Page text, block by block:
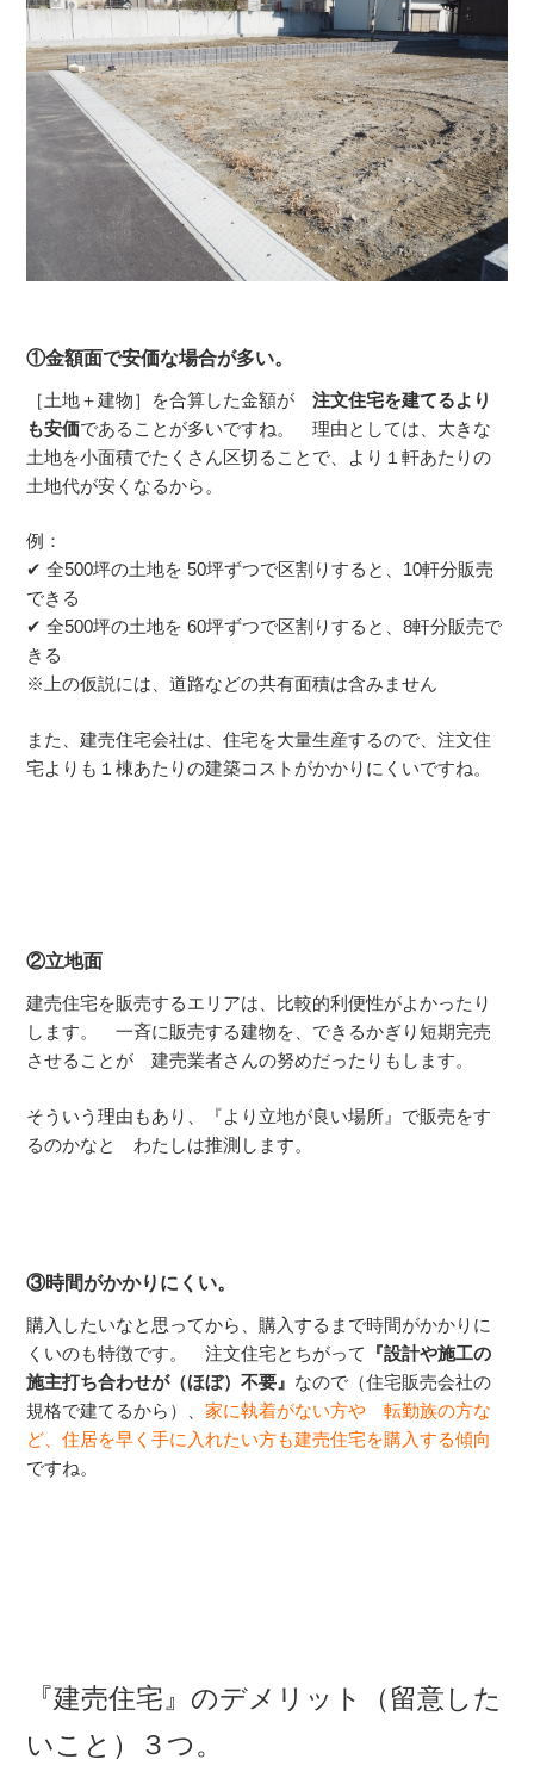
①金額面で安価な場合が多い。
［土地＋建物］を合算した金額が注文住宅を建てるより
も安価であることが多いですね。 理由としては、大きな
土地を小面積でたくさん区切ることで、より１軒あたりの
土地代が安くなるから。
例：
✔ 全500坪の土地を 50坪ずつで区割りすると、10軒分販売
できる
✔ 全500坪の土地を 60坪ずつで区割りすると、8軒分販売で
きる
※上の仮説には、道路などの共有面積は含みません
また、建売住宅会社は、住宅を大量生産するので、注文住
宅よりも１棟あたりの建築コストがかかりにくいですね。
②立地面
建売住宅を販売するエリアは、比較的利便性がよかったり
します。 一斉に販売する建物を、できるかぎり短期完売
させることが 建売業者さんの努めだったりもします。
そういう理由もあり、『より立地が良い場所』で販売をす
るのかなと わたしは推測します。
③時間がかかりにくい。
購入したいなと思ってから、購入するまで時間がかかりに
くいのも特徴です。 注文住宅とちがって
『設計や施工の
施主打ち合わせが（ほぼ）不要』 なので（住宅販売会社の
規格で建てるから）、家に執着がない方や 転勤族の方な
ど、住居を早く手に入れたい方も建売住宅を購入する傾向
ですね。
『建売住宅』のデメリット（留意した
いこと）３つ。